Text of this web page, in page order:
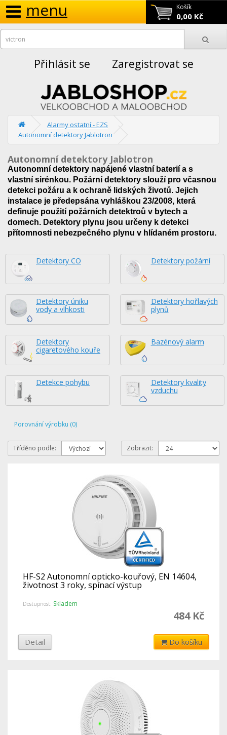
Košík
0,00 Kč
menu
Přihlásit se Zaregistrovat se
Alarmy ostatní - EZS
Autonomní detektory Jablotron
Autonomní detektory Jablotron
Autonomní detektory napájené vlastní baterií a s
vlastní sirénkou. Požární detektory slouží pro včasnou
detekci požáru a k ochraně lidských životů. Jejich
instalace je předepsána vyhláškou 23/2008, která
definuje použití požárních detektroů v bytech a
domech. Detektory plynu jsou určeny k detekci
přítomnosti nebezpečného plynu v hlídaném prostoru.
Detektory CO Detektory požární
Detektory úniku
vody a vlhkosti
Detektory hořlavých
plynů
Detektory
cigaretového kouře
Bazénový alarm
Detekce pohybu
Detektory kvality
vzduchu
Porovnání výrobku (0)
Tříděno podle: Zobrazit:
HF-S2 Autonomní opticko-kouřový, EN 14604,
životnost 3 roky, spínací výstup
Dostupnost: Skladem
484 Kč
Detail Do košíku